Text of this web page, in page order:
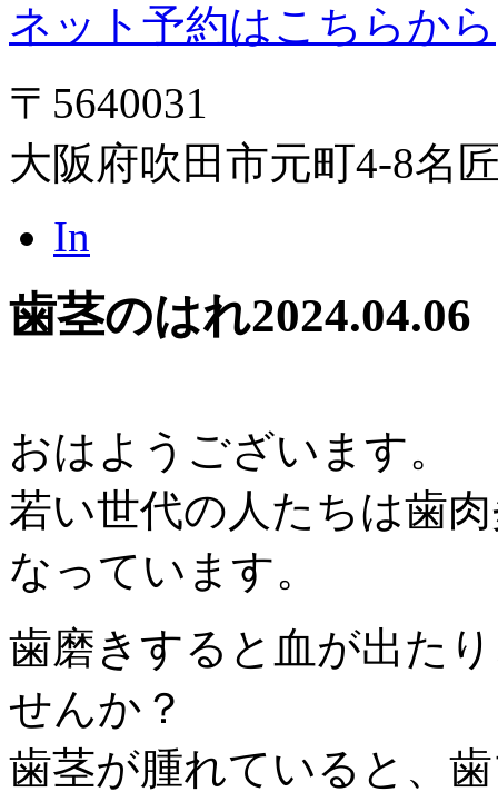
ネット予約はこちらから
〒5640031
大阪府吹田市元町4-8名
In
歯茎のはれ2024.04.06
おはようございます。
若い世代の人たちは歯
なっています。
歯磨きすると血が出た
せんか？
歯茎が腫れていると、